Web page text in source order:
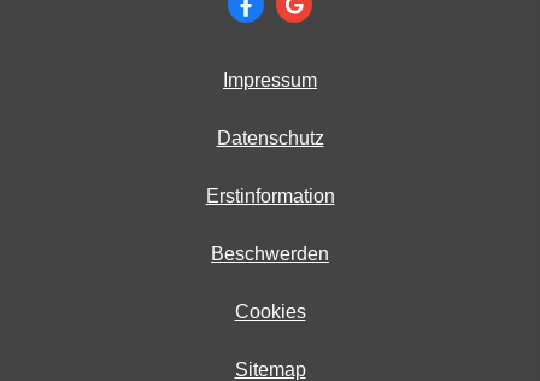
Impressum
Datenschutz
Erstinformation
Beschwerden
Cookies
Sitemap